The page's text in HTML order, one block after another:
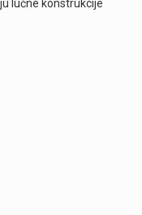
lučne konstrukcije